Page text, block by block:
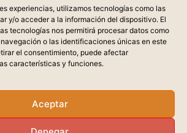
experiencias, utilizamos tecnologías como las
y/o acceder a la información del dispositivo. El
tecnologías nos permitirá procesar datos como
o las identificaciones únicas en este
el consentimiento, puede afectar
características y funciones.
Aceptar